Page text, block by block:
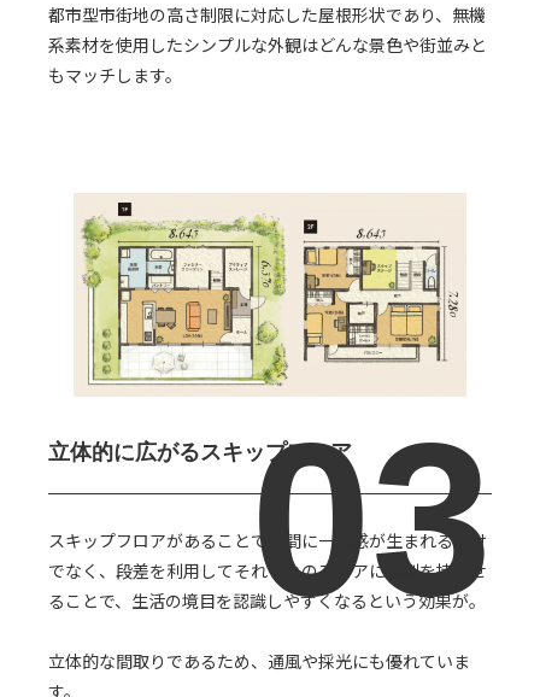
都市型市街地の高さ制限に対応した屋根形状であり、無機
系素材を使用したシンプルな外観はどんな景色や街並みと
もマッチします。
立体的に広がるスキップフロア
スキップフロアがあることで空間に一体感が生まれるだけ
でなく、段差を利用してそれぞれのフロアに役割を持たせ
ることで、生活の境目を認識しやすくなるという効果が。
立体的な間取りであるため、通風や採光にも優れていま
す。